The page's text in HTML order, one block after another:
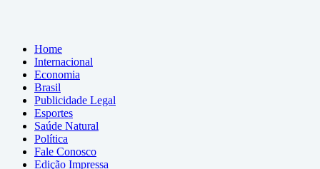
Home
Internacional
Economia
Brasil
Publicidade Legal
Esportes
Saúde Natural
Política
Fale Conosco
Edição Impressa